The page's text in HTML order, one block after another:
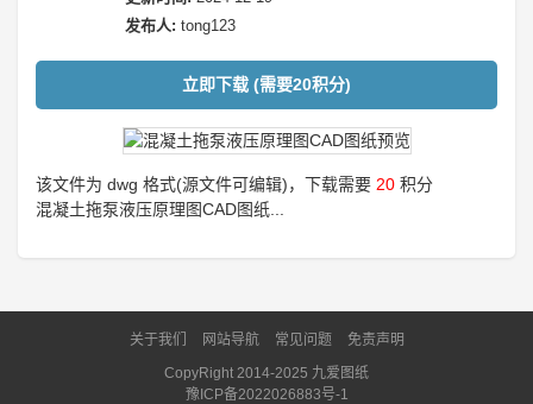
发布人: tong123
立即下载 (需要20积分)
该文件为 dwg 格式(源文件可编辑)，下载需要 20 积分
混凝土拖泵液压原理图CAD图纸...
关于我们 网站导航 常见问题
免责声明
CopyRight 2014-2025 九爱图纸
豫ICP备2022026883号-1